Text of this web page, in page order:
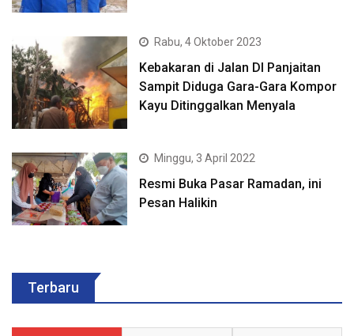
Rabu, 4 Oktober 2023
Kebakaran di Jalan DI Panjaitan
Sampit Diduga Gara-Gara Kompor
Kayu Ditinggalkan Menyala
Minggu, 3 April 2022
Resmi Buka Pasar Ramadan, ini
Pesan Halikin
Terbaru